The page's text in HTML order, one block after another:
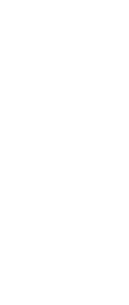
priču i
projekta